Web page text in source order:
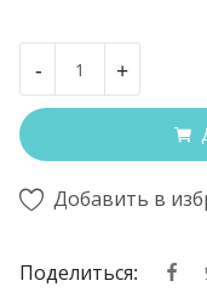
- +
Добавить в
Поделиться: